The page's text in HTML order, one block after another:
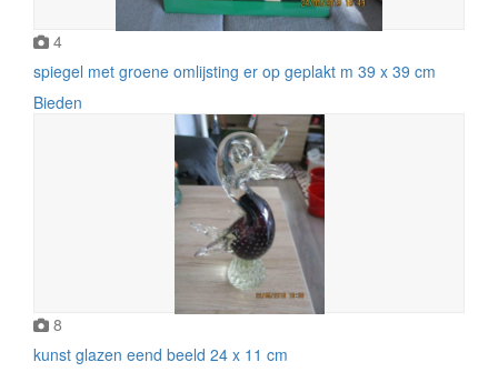
4
spiegel met groene omlijsting er op geplakt m 39 x 39 cm
Bieden
8
kunst glazen eend beeld 24 x 11 cm